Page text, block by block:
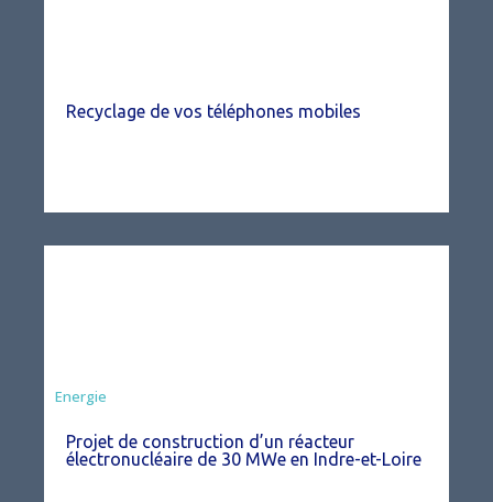
Recyclage de vos téléphones mobiles
Energie
Projet de construction d’un réacteur
électronucléaire de 30 MWe en Indre-et-Loire